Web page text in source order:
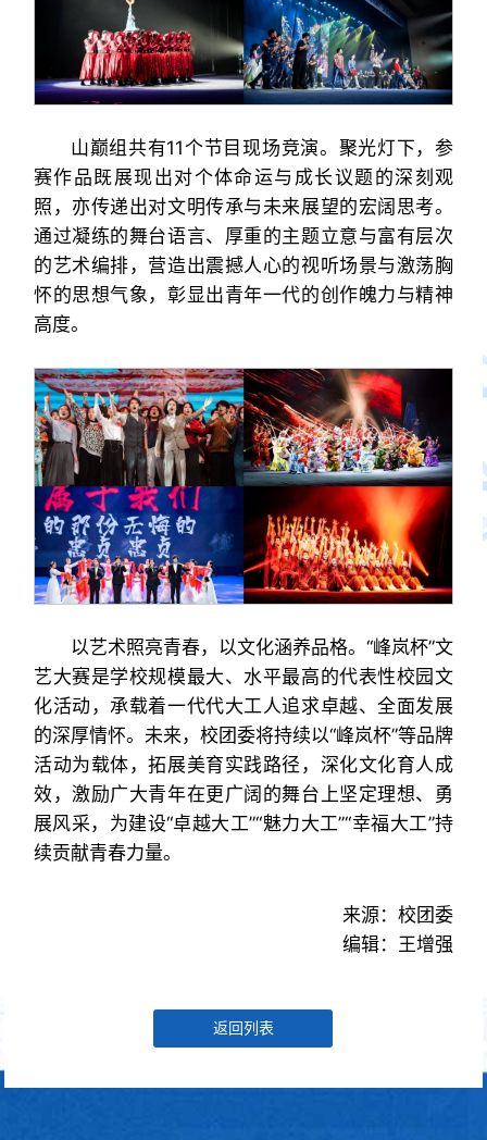
山巅组共有11个节目现场竞演。聚光灯下，参
赛作品既展现出对个体命运与成长议题的深刻观
照，亦传递出对文明传承与未来展望的宏阔思考。
通过凝练的舞台语言、厚重的主题立意与富有层次
的艺术编排，营造出震撼人心的视听场景与激荡胸
怀的思想气象，彰显出青年一代的创作魄力与精神
高度。
以艺术照亮青春，以文化涵养品格。“峰岚杯”文
艺大赛是学校规模最大、水平最高的代表性校园文
化活动，承载着一代代大工人追求卓越、全面发展
的深厚情怀。未来，校团委将持续以“峰岚杯”等品牌
活动为载体，拓展美育实践路径，深化文化育人成
效，激励广大青年在更广阔的舞台上坚定理想、勇
展风采，为建设“卓越大工”“魅力大工”“幸福大工”持
续贡献青春力量。
来源：校团委
编辑：王增强
返回列表